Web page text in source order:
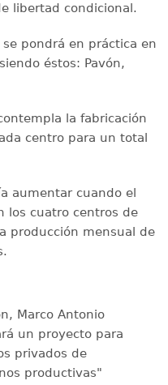
libertad condicional.
pondrá en práctica en
éstos: Pavón,
la fabricación
centro para un total
aumentar cuando el
los cuatro centros de
producción mensual de
Marco Antonio
un proyecto para
privados de
productivas"